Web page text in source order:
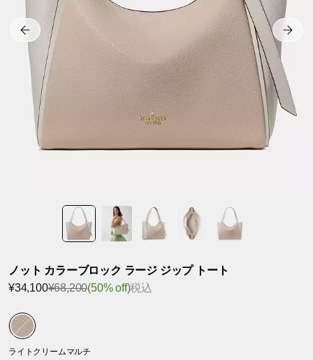
ノット カラーブロック ラージ ジップ トート
¥34,100¥68,200(50% off)税込
ライトクリームマルチ